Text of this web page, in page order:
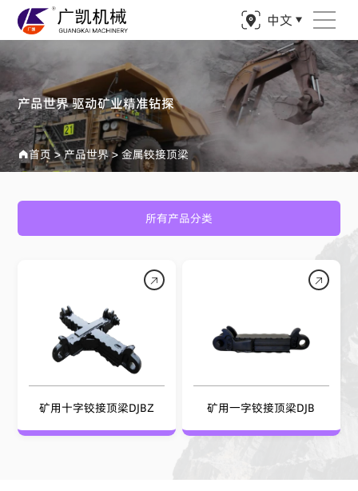
中文
产品世界 驱动矿业精准钻探
首页 >产品世界>金属铰接顶梁
所有产品分类
矿用十字铰接顶梁DJBZ 矿用一字铰接顶梁DJB